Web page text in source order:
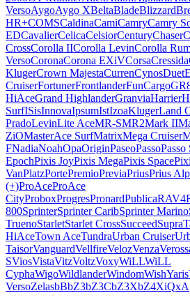
VersoAygoAygo XBeltaBladeBlizzard
HR+COMSCaldinaCamiCamryCamry
EDCavalierCelicaCelsiorCenturyChaser
CrossCorolla IICorolla LevinCorolla
VersoCoronaCorona EXiVCorsaCressida
KlugerCrown MajestaCurrenCynosDuet
CruiserFortunerFrontlanderFunCargo
HiAceGrand HighlanderGranviaHarrier
SurfISisInnovaIpsumIstIzoaKlugerLand
PradoLevinLite AceMR-SMR2Mark II
ZiOMasterAce SurfMatrixMega Cruiser
FNadiaNoahOpaOriginPaseoPassoPasso
EpochPixis JoyPixis MegaPixis Space
VanPlatzPortePremioPreviaPriusPrius
(+)ProAceProAce
CityProboxProgresPronardPublicaRAV4
800SprinterSprinter CaribSprinter Marino
TruenoStarletStarlet CrossSucceedSupra
HiAceTown AceTundraUrban Cruiser
TaisorVanguardVellfireVelozVenza
SViosVistaVitzVoltzVoxyWiLLWiLL
CyphaWigoWildlanderWindomWishYaris
VersoZelasbBbZ3bZ3CbZ3XbZ4XiQxA